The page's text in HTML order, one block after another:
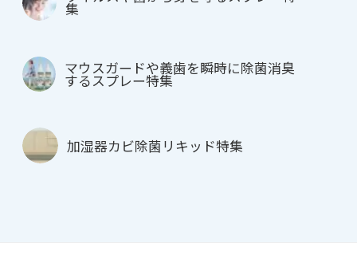
集
マウスガードや義歯を瞬時に除菌消臭
するスプレー特集
加湿器カビ除菌リキッド特集